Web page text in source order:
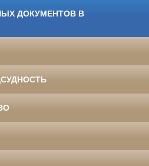
ДОКУМЕНТОВ В